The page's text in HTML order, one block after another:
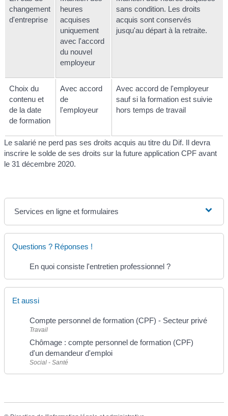
changement
d'entreprise
heures
acquises
uniquement
avec l'accord
du nouvel
employeur
sans condition. Les droits
acquis sont conservés
jusqu'au départ à la retraite.
Choix du
contenu et
de la date
de formation
Avec accord
de
l'employeur
Avec accord de l'employeur
sauf si la formation est suivie
hors temps de travail
Le salarié ne perd pas ses droits acquis au titre du Dif. Il devra
inscrire le solde de ses droits sur la future application CPF avant
le 31 décembre 2020.
Services en ligne et formulaires
Questions ? Réponses !
En quoi consiste l'entretien professionnel ?
Et aussi
Compte personnel de formation (CPF) - Secteur privé
Travail
Chômage : compte personnel de formation (CPF)
d'un demandeur d'emploi
Social - Santé